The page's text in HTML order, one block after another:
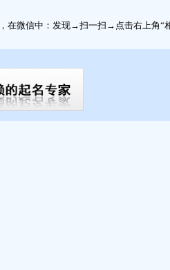
天干为木 (同类为：木水；异类为
-1.40分；〖综合旺衰得分〗：-1.40
在微信中：发现→扫一扫→点击右上角“